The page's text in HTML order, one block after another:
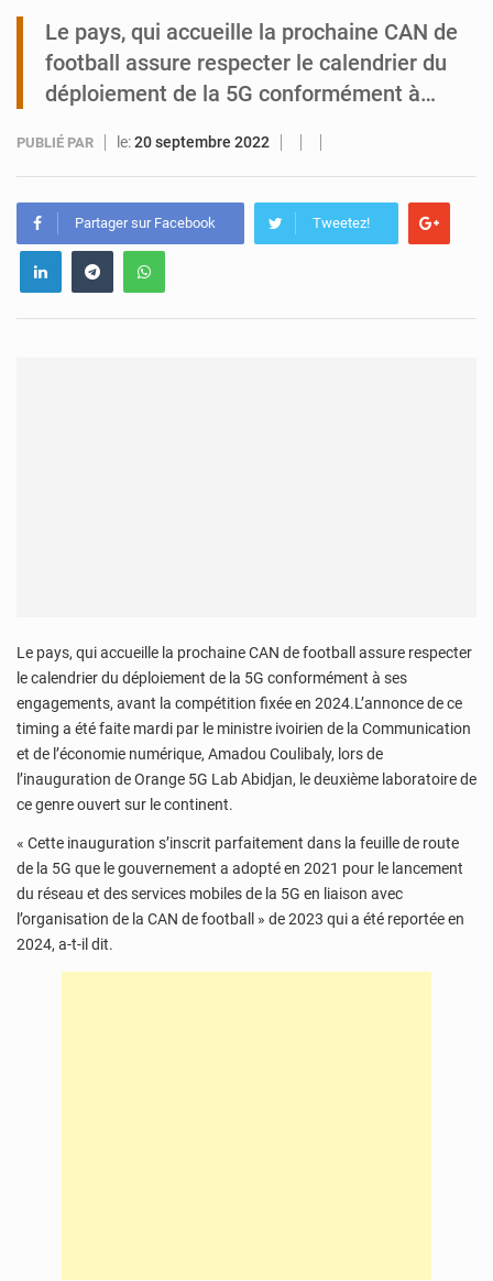
Tibiri : le dialogue, nouveau terrain de jeu pour la paix
Le pays, qui accueille la prochaine CAN de
football assure respecter le calendrier du
déploiement de la 5G conformément à…
PUBLIÉ PAR le:20 septembre 2022
Partager sur Facebook Tweetez!
Le pays, qui accueille la prochaine CAN de football assure respecter
le calendrier du déploiement de la 5G conformément à ses
engagements, avant la compétition fixée en 2024.L’annonce de ce
timing a été faite mardi par le ministre ivoirien de la Communication
et de l’économie numérique, Amadou Coulibaly, lors de
l’inauguration de Orange 5G Lab Abidjan, le deuxième laboratoire de
ce genre ouvert sur le continent.
« Cette inauguration s’inscrit parfaitement dans la feuille de route
de la 5G que le gouvernement a adopté en 2021 pour le lancement
du réseau et des services mobiles de la 5G en liaison avec
l’organisation de la CAN de football » de 2023 qui a été reportée en
2024, a-t-il dit.